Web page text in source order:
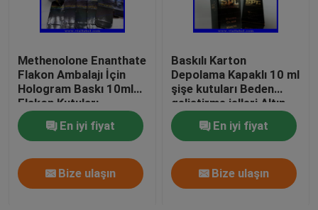
Methenolone Enanthate
Flakon Ambalajı İçin
Hologram Baskı 10ml
Flakon Kutuları
En iyi fiyat
Bize ulaşın
Baskılı Karton
Depolama Kapaklı 10 ml
şişe kutuları Beden
geliştirme jelleri Altın
folyo ambalaj Altın
folyo / hologram etkisi
En iyi fiyat
Bize ulaşın